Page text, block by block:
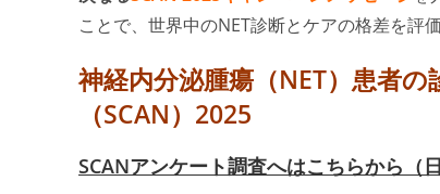
ことで、世界中のNET診断とケアの格差を評
神経内分泌腫瘍（NET）患者
（SCAN）2025
SCANアンケート調査へはこちらから（日